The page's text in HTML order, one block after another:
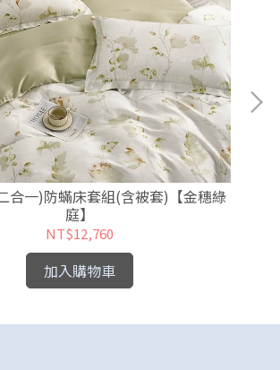
合一)防蟎床套組(含被套)【金穗綠
庭】
NT$12,760
加入購物車